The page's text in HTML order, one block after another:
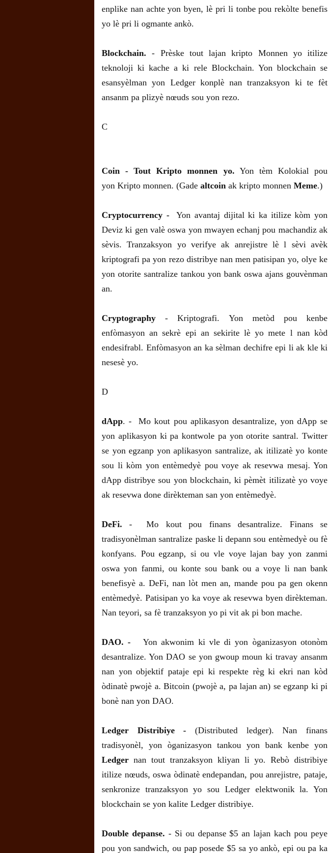
enplike nan achte yon byen, lè pri li tonbe pou rekòlte benefis
yo lè pri li ogmante ankò.
Blockchain. - Prèske tout lajan kripto Monnen yo itilize
teknoloji ki kache a ki rele Blockchain. Yon blockchain se
esansyèlman yon Ledger konplè nan tranzaksyon ki te fèt
ansanm pa plizyè nœuds sou yon rezo.
C
Coin - Tout Kripto monnen yo. Yon tèm Kolokial pou
yon Kripto monnen. (Gade altcoin ak kripto monnen Meme.)
Cryptocurrency -Yon avantaj dijital ki ka itilize kòm yon
Deviz ki gen valè oswa yon mwayen echanj pou machandiz ak
sèvis. Tranzaksyon yo verifye ak anrejistre lè l sèvi avèk
kriptografi pa yon rezo distribye nan men patisipan yo, olye ke
yon otorite santralize tankou yon bank oswa ajans gouvènman
an.
Cryptography - Kriptografi. Yon metòd pou kenbe
enfòmasyon an sekrè epi an sekirite lè yo mete l nan kòd
endesifrabl. Enfòmasyon an ka sèlman dechifre epi li ak kle ki
nesesè yo.
D
dApp. - Mo kout pou aplikasyon desantralize, yon dApp se
yon aplikasyon ki pa kontwole pa yon otorite santral. Twitter
se yon egzanp yon aplikasyon santralize, ak itilizatè yo konte
sou li kòm yon entèmedyè pou voye ak resevwa mesaj. Yon
dApp distribye sou yon blockchain, ki pèmèt itilizatè yo voye
ak resevwa done dirèkteman san yon entèmedyè.
DeFi. - Mo kout pou finans desantralize. Finans se
tradisyonèlman santralize paske li depann sou entèmedyè ou fè
konfyans. Pou egzanp, si ou vle voye lajan bay yon zanmi
oswa yon fanmi, ou konte sou bank ou a voye li nan bank
benefisyè a. DeFi, nan lòt men an, mande pou pa gen okenn
entèmedyè. Patisipan yo ka voye ak resevwa byen dirèkteman.
Nan teyori, sa fè tranzaksyon yo pi vit ak pi bon mache.
DAO. - Yon akwonim ki vle di yon òganizasyon otonòm
desantralize. Yon DAO se yon gwoup moun ki travay ansanm
nan yon objektif pataje epi ki respekte règ ki ekri nan kòd
òdinatè pwojè a. Bitcoin (pwojè a, pa lajan an) se egzanp ki pi
bonè nan yon DAO.
Ledger Distribiye - (Distributed ledger). Nan finans
tradisyonèl, yon òganizasyon tankou yon bank kenbe yon
Ledger nan tout tranzaksyon kliyan li yo. Rebò distribiye
itilize nœuds, oswa òdinatè endepandan, pou anrejistre, pataje,
senkronize tranzaksyon yo sou Ledger elektwonik la. Yon
blockchain se yon kalite Ledger distribiye.
Double depanse. - Si ou depanse $5 an lajan kach pou peye
pou yon sandwich, ou pap posede $5 sa yo ankò, epi ou pa ka